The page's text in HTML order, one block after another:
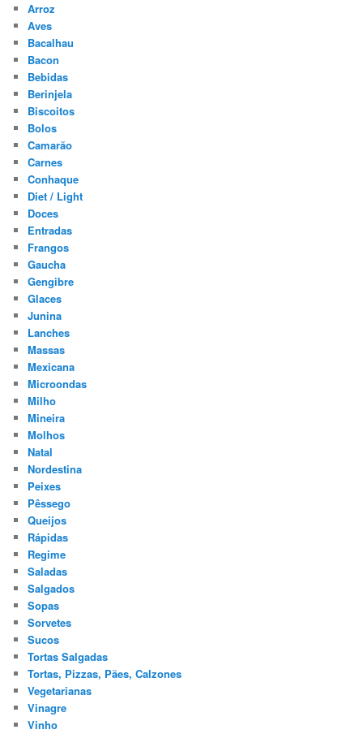
Arroz
Aves
Bacalhau
Bacon
Bebidas
Berinjela
Biscoitos
Bolos
Camarão
Carnes
Conhaque
Diet / Light
Doces
Entradas
Frangos
Gaucha
Gengibre
Glaces
Junina
Lanches
Massas
Mexicana
Microondas
Milho
Mineira
Molhos
Natal
Nordestina
Peixes
Pêssego
Queijos
Rápidas
Regime
Saladas
Salgados
Sopas
Sorvetes
Sucos
Tortas Salgadas
Tortas, Pizzas, Pães, Calzones
Vegetarianas
Vinagre
Vinho